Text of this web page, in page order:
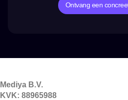
Ontvang een
Mediya B.V.
KVK: 88965988